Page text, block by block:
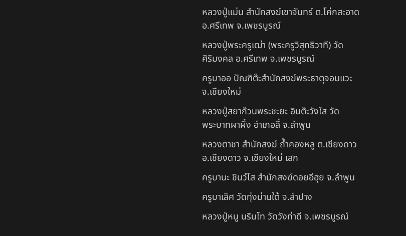
หลวงปู่แม่น สำนักสงฆ์เขาจันทร์ ต.โค่กสะอาด
อ.ศรีเทพ จ.เพชรบูรณ์
หลวงปู่พระครูเฒ่า (พระครูวิสุทธิวาที) วัด
ศิริมงคล อ.ศรีเทพ จ.เพชรบูรณ์
ครูบาออ ปัณฑิต๊ะสำนักสงฆ์พระธาตุจอมแวะ
จ.เชียงใหม่
หลวงปู่สยาก๊วนพระชะยะ อินต๊ะวังโส วัด
พระบาทผาผึ้ง อำเภอลี้ จ.ลำพูน
หลวงตาชา สำนักสงฆ์ ถ้ำคองหลู ต.เชียงดาว
อ.เชียงดาว จ.เชียงใหม่ เสก
ครูบานะ ชินวํโส สำนักสงฆ์ดอยอีฮุย จ.ลำพูน
ครูบาเลิศ วัดทุ่งม่านใต้ จ.ลำปาง
หลวงปู่หนู นรินโท วัดวังท่าดี จ.เพชรบูรณ์